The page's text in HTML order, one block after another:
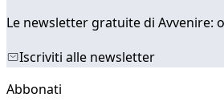
Le newsletter gratuite di Avvenire:
Iscriviti alle newsletter
Abbonati